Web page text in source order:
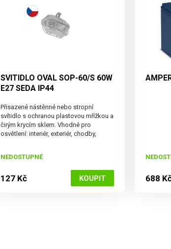
SVITIDLO OVAL SOP-60/S 60W
E27 SEDA IP44
Přisazené nástěnné nebo stropní
svítidlo s ochranou plastovou mřížkou a
čirým krycím sklem. Vhodné pro
osvětlení: interiér, exteriér, chodby,
použití, několik možných vstupů do
svítidla
NEDOSTUPNÉ
127 Kč 688